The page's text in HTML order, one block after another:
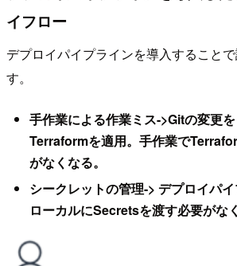
イフロー
デプロイパイプラインを導入すること
す。
手作業による作業ミス->Gitの変更を
Terraformを適用。手作業で
がなくなる。
シークレットの管理-> デプロイパイ
ローカルにSecretsを渡す必要がな